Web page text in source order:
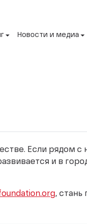
Новости и медиа
Если рядом с
и в
, стань